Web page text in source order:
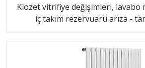
Klozet vitrifiye değişimleri, lavabo
iç takım rezervuarü arıza -